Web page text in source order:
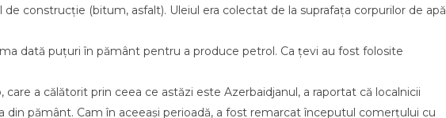
construcție (bitum, asfalt). Uleiul era colectat de la suprafața corpurilor de apă
dată puțuri în pământ pentru a produce petrol. Ca țevi au fost folosite
care a călătorit prin ceea ce astăzi este Azerbaidjanul, a raportat că localnicii
din pământ. Cam în aceeași perioadă, a fost remarcat începutul comerțului cu